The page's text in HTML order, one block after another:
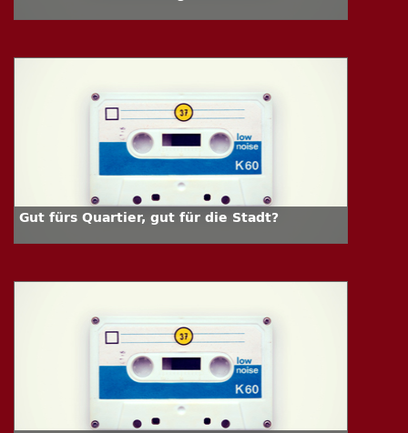
Gut fürs Quartier, gut für die Stadt?